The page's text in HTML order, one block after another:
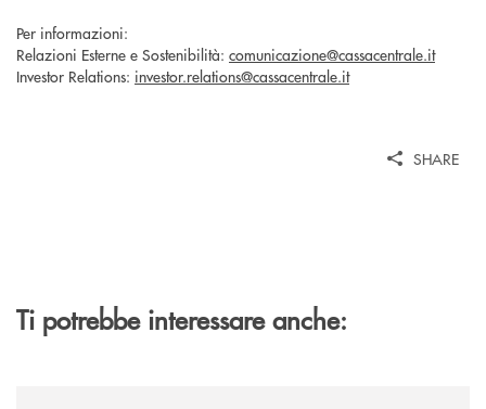
Per informazioni:
Relazioni Esterne e Sostenibilità: comunicazione@cassacentrale.it
Investor Relations: investor.relations@cassacentrale.it
SHARE
Ti potrebbe interessare anche: